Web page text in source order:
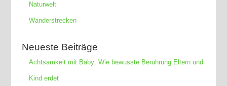
Naturwelt
Wanderstrecken
Neueste Beiträge
Achtsamkeit mit Baby: Wie bewusste Berührung Eltern und
Kind erdet